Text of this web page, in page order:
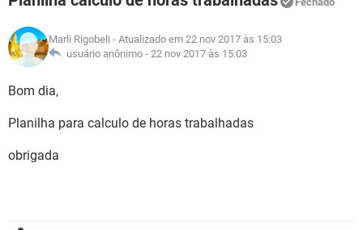
GUIA DE COMPRAS
INSTAGRAM GMAIL
GUIA DE COMPRAS
CELULAR
OUTLOOK EXCEL
INSTAGRAM
JOGOS WHATSAPP
CELULAR
OUTLOOK
INSTAGRAM GMAIL
GUIA DE COMPRAS
GLOSSÁRIO
JOGOS
INSTAGRAM
Marli Rigobeli - Atualizado em 22 nov 2017 às 15:03
usuário anônimo - 22 nov 2017 às 15:03
Bom dia,
Planilha para calculo de horas trabalhadas
obrigada